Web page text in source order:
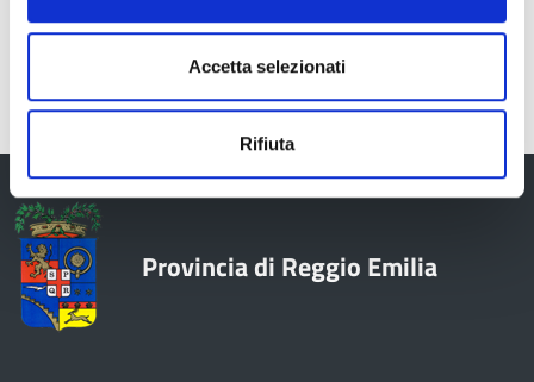
Accetta selezionati
Rifiuta
Provincia di Reggio Emilia